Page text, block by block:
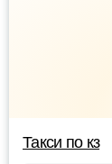
Такси по кз